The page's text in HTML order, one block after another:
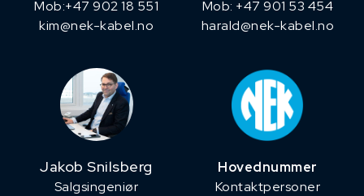
​Mob:+47 902 18 551
kim@nek-kabel.no
Mob: +47 901 53 454
harald@nek-kabel.no
Jakob Snilsberg
​Salgsingeniør
Hovednummer
Kontaktpersoner